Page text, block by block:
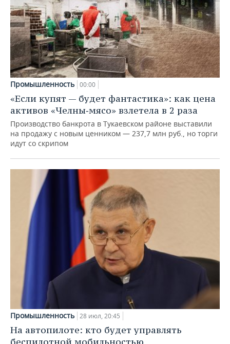
Промышленность 00:00
«Если купят — будет фантастика»: как цена
активов «Челны‑мясо» взлетела в 2 раза
Производство банкрота в Тукаевском районе выставили
на продажу с новым ценником — 237,7 млн руб., но торги
идут со скрипом
Промышленность 28 июл, 20:45
На автопилоте: кто будет управлять
беспилотной мобильностью